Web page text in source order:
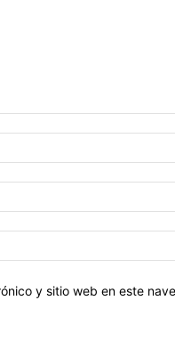
y sitio web en este